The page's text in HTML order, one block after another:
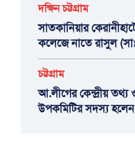
দক্ষিন চট্টগ্রাম
সাতকানিয়ার
কলেজে নাতে রাসুল
চট্টগ্রাম
আ.লীগের কেন্দ্রীয় তথ্য
উপকমিটির সদস্য হলেন